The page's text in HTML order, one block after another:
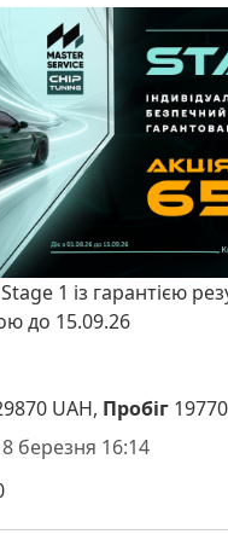
1 із гарантією
до 15.09.26
UAH, Пробіг
березня 16:14